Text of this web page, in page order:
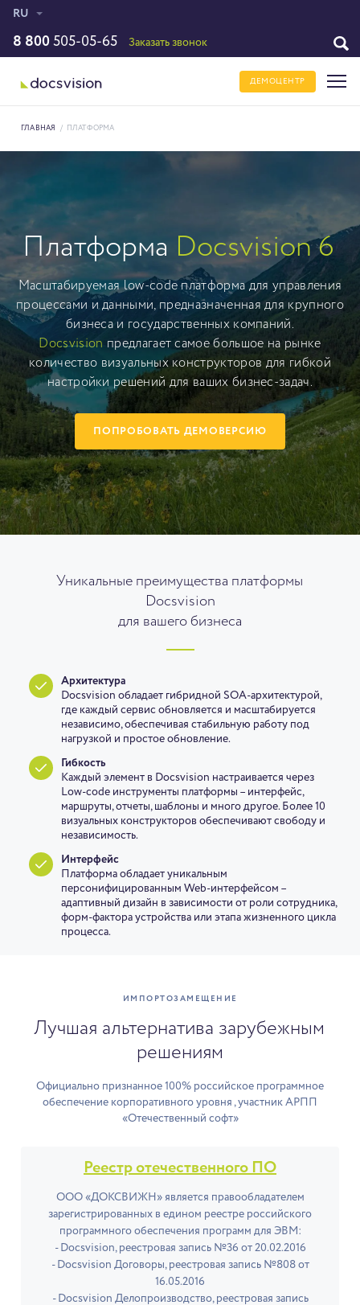
RU
8 800 505-05-65 Заказать звонок
ДЕМОЦЕНТР
ГЛАВНАЯ / ПЛАТФОРМА
Платформа Docsvision6
Масштабируемая low-code платформа для управления
процессами и данными, предназначенная для крупного
бизнеса и государственных компаний.
Docsvision предлагает самое большое на рынке
количество визуальных конструкторов для гибкой
настройки решений для ваших бизнес-задач.
ПОПРОБОВАТЬ ДЕМОВЕРСИЮ
Уникальные преимущества платформы
Docsvision
для вашего бизнеса
Архитектура
Docsvision обладает гибридной SOA-архитектурой,
где каждый сервис обновляется и масштабируется
независимо, обеспечивая стабильную работу под
нагрузкой и простое обновление.
Гибкость
Каждый элемент в Docsvision настраивается через
Low-code инструменты платформы – интерфейс,
маршруты, отчеты, шаблоны и много другое. Более 10
визуальных конструкторов обеспечивают свободу и
независимость.
Интерфейс
Платформа обладает уникальным
персонифицированным Web-интерфейсом –
адаптивный дизайн в зависимости от роли сотрудника,
форм-фактора устройства или этапа жизненного цикла
процесса.
ИМПОРТОЗАМЕЩЕНИЕ
Лучшая альтернатива зарубежным
решениям
Официально признанное 100% российское программное
обеспечение корпоративного уровня , участник АРПП
«Отечественный софт»
Реестр отечественного ПО
ООО «ДОКСВИЖН» является правообладателем
зарегистрированных в едином реестре российского
программного обеспечения программ для ЭВМ:
- Docsvision, реестровая запись №36 от 20.02.2016
- Docsvision Договоры, реестровая запись №808 от
16.05.2016
- Docsvision Делопроизводство, реестровая запись